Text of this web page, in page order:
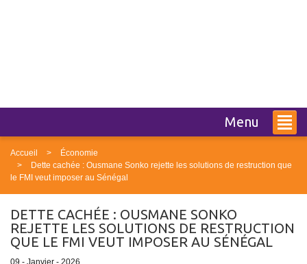
Menu
Accueil
Économie
Dette cachée : Ousmane Sonko rejette les solutions de restruction que
le FMI veut imposer au Sénégal
DETTE CACHÉE : OUSMANE SONKO
REJETTE LES SOLUTIONS DE RESTRUCTION
QUE LE FMI VEUT IMPOSER AU SÉNÉGAL
09 - Janvier - 2026